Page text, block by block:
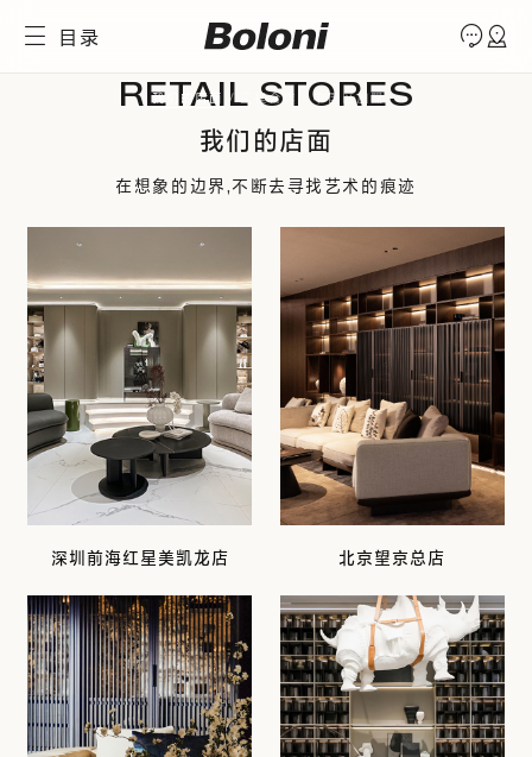
目录
我们的店面 工程合作 中国区加盟
无论您身在何处
都可以选择您喜欢的方式与我们
RETAIL STORES
我们的店面
在想象的边界,不断去寻找艺术的痕迹
深圳前海红星美凯龙店 北京望京总店